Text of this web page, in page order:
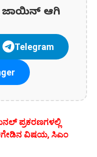
ಜಾಯಿನ್ ಆಗಿ
Telegram
ಪ್ರಕರಣಗಳಲ್ಲಿ
ವಿಷಯ, ಸಿಎಂ